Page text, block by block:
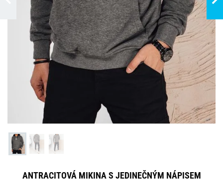
ANTRACITOVÁ MIKINA S JEDINEČNÝM NÁPISEM